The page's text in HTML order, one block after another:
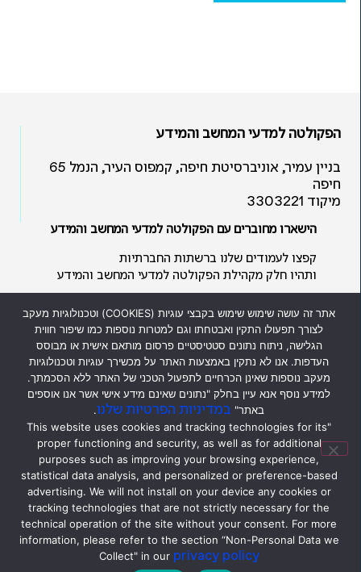
הפקולטה למדעי המחשב והמידע
בניין עמיר, אוניברסיטת חיפה, קמפוס העיר, הנמל 65
חיפה
מיקוד 3303221
הישארו מחוברים עם הפקולטה למדעי המחשב והמידע
קפצו לעמודים שלנו ברשתות החברתיות
ותהיו חלק מקהילת הפקולטה למדעי המחשב והמידע
כל הזכויות שמורות לפקולטה למדעי
המחשב והמידע ולאוניברסיטת חיפה ©
2026
2026 © All rights reserved to
Faculty of Computer
&InformationScience and to
University of Haifa
מסמך מדיניות הגנת הפרטיות
עברית
אתר זה עושה שימוש שימוש בקבצי עוגיות (COOKIES) וטכנולוגיות מעקב
לצורך תפעולו התקין ואבטחתו וגם למטרות נוספות כמו שיפור חווית
הגלישה, ניתוח נתונים סטטיסטיים פרסום מותאם אישית או מבוסס
העדפות. אנו לא נתקין באמצעות האתר על מכשירך עוגיות וטכנולוגיות
מעקב נוספות שאינן הכרחיים לתפעול הטכני של האתר ללא הסכמתך.
למידע נוסף אנא עיין בחלק "נתונים שאינם מידע אישי אשר אנו אוספים
באתר" במדיניות הפרטיות שלנו.
"This website uses cookies and tracking technologies for its
proper functioning and security, as well as for additional
purposes such as improving your browsing experience,
statistical data analysis, and personalized or preference-based
advertising. We will not install on your device any cookies or
tracking technologies that are not strictly necessary for the
technical operation of the site without your consent. For more
information, please refer to the section “Non-Personal Data we
Collect" in our privacy policy